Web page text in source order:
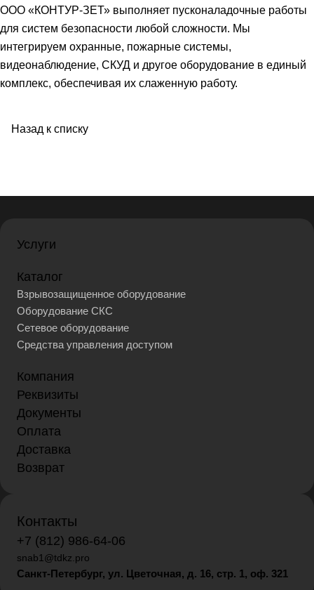
ООО «КОНТУР-ЗЕТ» выполняет пусконаладочные работы
для систем безопасности любой сложности. Мы
интегрируем охранные, пожарные системы,
видеонаблюдение, СКУД и другое оборудование в единый
комплекс, обеспечивая их слаженную работу.
Назад к списку
Услуги
Каталог
Взрывозащищенное оборудование
Оборудование СКС
Сетевое оборудование
Средства управления доступом
Компания
Реквизиты
Документы
Оплата
Доставка
Возврат
Контакты
+7 (812) 986-64-06
snab1@tdkz.pro
Санкт-Петербург, ул. Цветочная, д. 16, стр. 1, оф. 321